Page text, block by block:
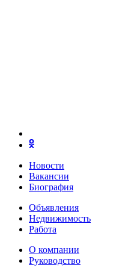
Новости
Вакансии
Биография
Объявления
Недвижимость
Работа
О компании
Руководство